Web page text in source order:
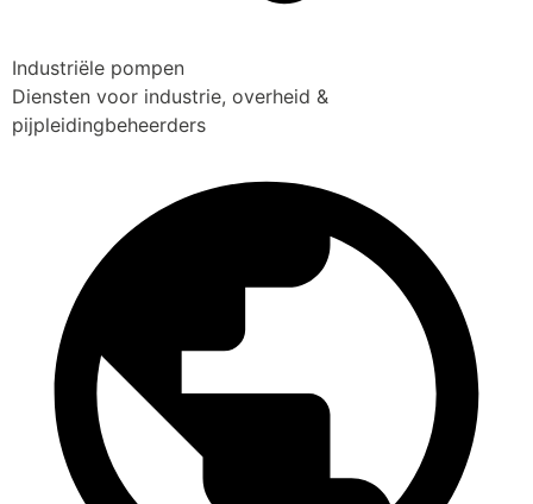
Industriële pompen
Diensten voor industrie, overheid &
pijpleidingbeheerders